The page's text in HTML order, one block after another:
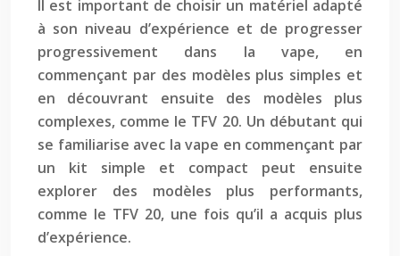
Il est important de choisir un matériel adapté
à son niveau d’expérience et de progresser
progressivement dans la vape, en
commençant par des modèles plus simples et
en découvrant ensuite des modèles plus
complexes, comme le TFV 20. Un débutant qui
se familiarise avec la vape en commençant par
un kit simple et compact peut ensuite
explorer des modèles plus performants,
comme le TFV 20, une fois qu’il a acquis plus
d’expérience.